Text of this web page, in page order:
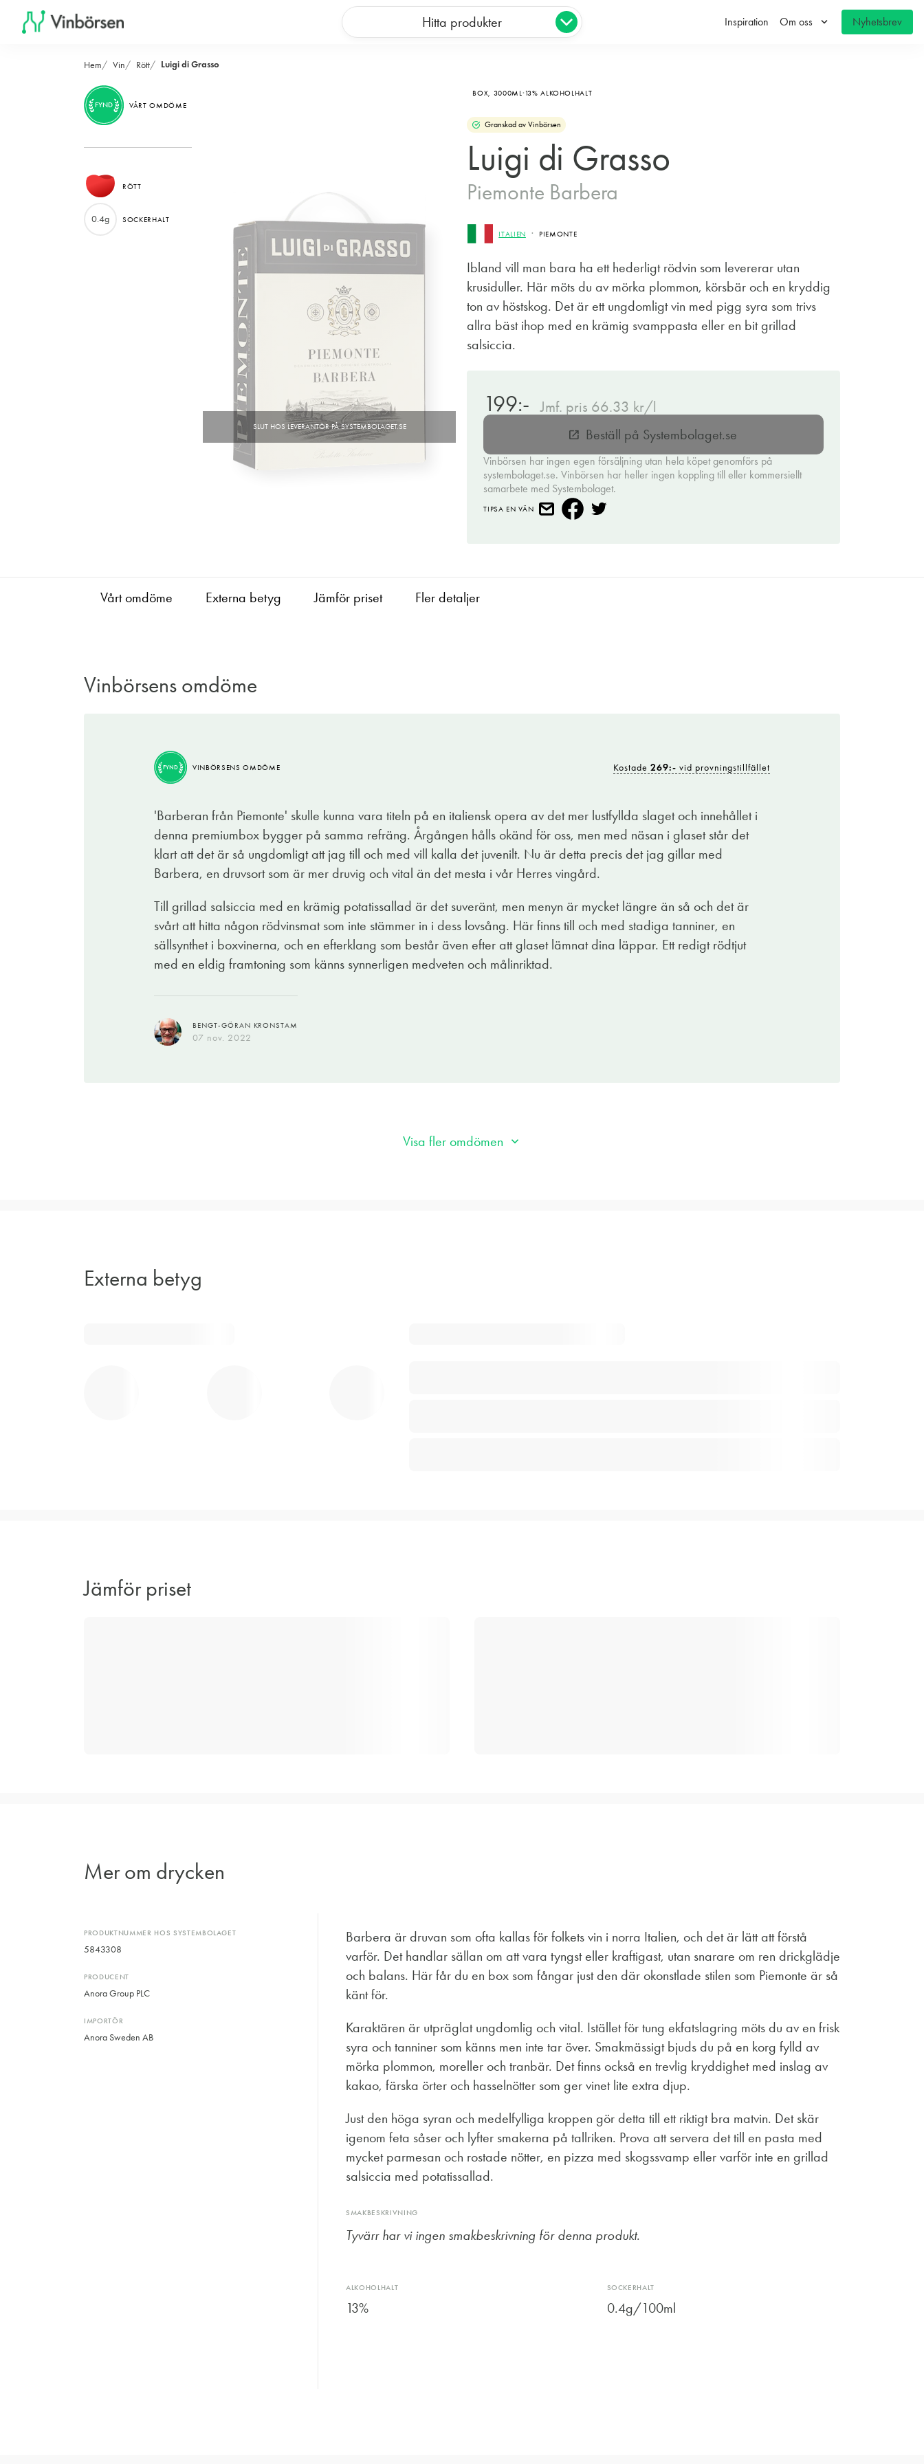
Hitta produkter Inspiration Om oss keyboard_arrow_down Nyhetsbrev
Hem Vin Rött Luigi di Grasso
BOX, 3000ML 13% ALKOHOLHALT
Granskad av Vinbörsen
Luigi di Grasso
Piemonte Barbera
ITALIEN PIEMONTE
Ibland vill man bara ha ett hederligt rödvin som levererar utan
krusiduller. Här möts du av mörka plommon, körsbär och en kryddig
ton av höstskog. Det är ett ungdomligt vin med pigg syra som trivs
allra bäst ihop med en krämig svamppasta eller en bit grillad
salsiccia.
FYND VÅRT OMDÖME
RÖTT
0.4g SOCKERHALT
199:- Jmf. pris 66.33 kr/l
open_in_new Beställ på Systembolaget.se
Vinbörsen har ingen egen försäljning utan hela köpet genomförs på
systembolaget.se. Vinbörsen har heller ingen koppling till eller kommersiellt
samarbete med Systembolaget.
TIPSA EN VÄN
Vårt omdöme Externa betyg Jämför priset Fler detaljer
Vinbörsens omdöme
FYND VINBÖRSENS OMDÖME Kostade269:- vid provningstillfället
'Barberan från Piemonte' skulle kunna vara titeln på en italiensk opera av det mer lustfyllda slaget och innehållet i
denna premiumbox bygger på samma refräng. Årgången hålls okänd för oss, men med näsan i glaset står det
klart att det är så ungdomligt att jag till och med vill kalla det juvenilt. Nu är detta precis det jag gillar med
Barbera, en druvsort som är mer druvig och vital än det mesta i vår Herres vingård.
Till grillad salsiccia med en krämig potatissallad är det suveränt, men menyn är mycket längre än så och det är
svårt att hitta någon rödvinsmat som inte stämmer in i dess lovsång. Här finns till och med stadiga tanniner, en
sällsynthet i boxvinerna, och en efterklang som består även efter att glaset lämnat dina läppar. Ett redigt rödtjut
med en eldig framtoning som känns synnerligen medveten och målinriktad.
BENGT-GÖRAN KRONSTAM
07 nov. 2022
Inget korthus eller fuskbygge här inte. Alla byggstenar sitter på plats och ger ett stabilt, genuint fundament som står pall för det mesta i matväg,
som griper försiktigt men som släpper taget med precision.
Att vinet är medelfylligt snarare än kraftfullt matchar dess elegans i syra och aromatisk profil. Balans, mina vänner. Färgen är vackert rubinröd och
mörka plommon, moreller och tranbär fogas bekymmersfritt ihop med färska örter, kakao och en svag kryddig ton av muskot, färska hasselnötter
Ett klockrent matvin till kantarellpizza eller toast, krämig tagliatelle med örter, skogssvamp, rikligt med riven parmesan och rostade hasselnötter, till
lavendelkrydadd polenta men även mustiga långkok eller lågtempad karré med bakade rotfrukter och tät rödvinssås. Grande!
Visa fler omdömen
Externa betyg
Jämför priset
Mer om drycken
PRODUKTNUMMER HOS SYSTEMBOLAGET
5843308
PRODUCENT
Anora Group PLC
IMPORTÖR
Anora Sweden AB
Barbera är druvan som ofta kallas för folkets vin i norra Italien, och det är lätt att förstå
varför. Det handlar sällan om att vara tyngst eller kraftigast, utan snarare om ren drickglädje
och balans. Här får du en box som fångar just den där okonstlade stilen som Piemonte är så
känt för.
Karaktären är utpräglat ungdomlig och vital. Istället för tung ekfatslagring möts du av en frisk
syra och tanniner som känns men inte tar över. Smakmässigt bjuds du på en korg fylld av
mörka plommon, moreller och tranbär. Det finns också en trevlig kryddighet med inslag av
kakao, färska örter och hasselnötter som ger vinet lite extra djup.
Just den höga syran och medelfylliga kroppen gör detta till ett riktigt bra matvin. Det skär
igenom feta såser och lyfter smakerna på tallriken. Prova att servera det till en pasta med
mycket parmesan och rostade nötter, en pizza med skogssvamp eller varför inte en grillad
salsiccia med potatissallad.
SMAKBESKRIVNING
Tyvärr har vi ingen smakbeskrivning för denna produkt.
ALKOHOLHALT
13%
SOCKERHALT
0.4g/100ml